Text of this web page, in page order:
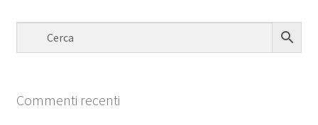
Commenti recenti